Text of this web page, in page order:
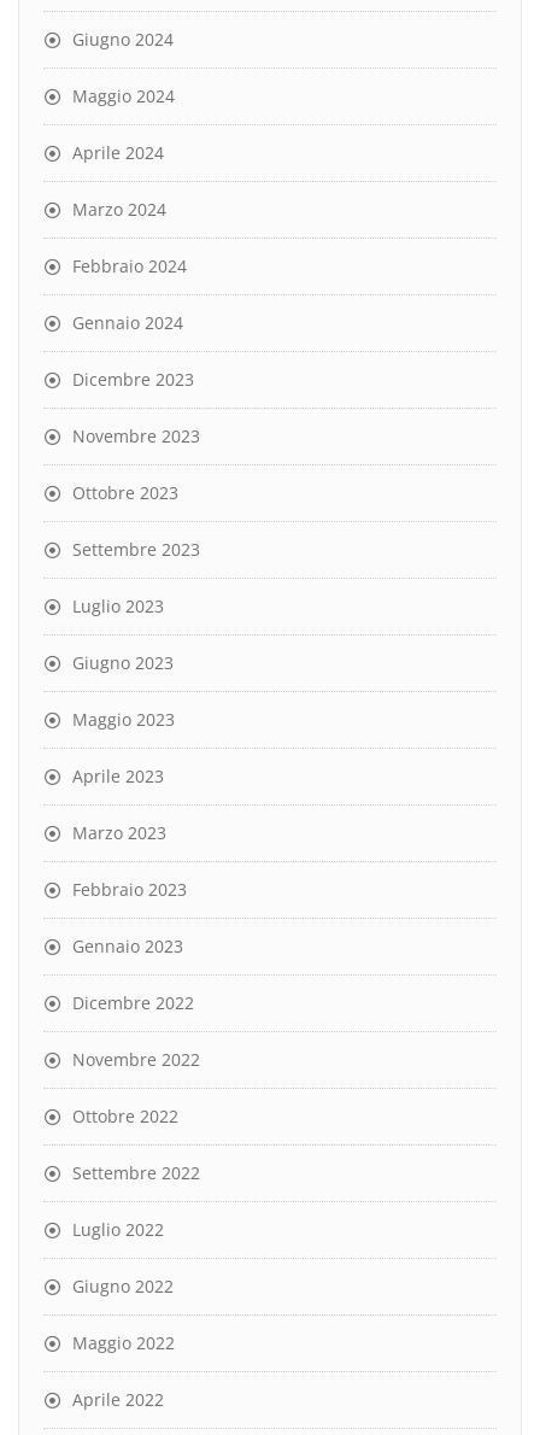
Giugno 2024
Maggio 2024
Aprile 2024
Marzo 2024
Febbraio 2024
Gennaio 2024
Dicembre 2023
Novembre 2023
Ottobre 2023
Settembre 2023
Luglio 2023
Giugno 2023
Maggio 2023
Aprile 2023
Marzo 2023
Febbraio 2023
Gennaio 2023
Dicembre 2022
Novembre 2022
Ottobre 2022
Settembre 2022
Luglio 2022
Giugno 2022
Maggio 2022
Aprile 2022